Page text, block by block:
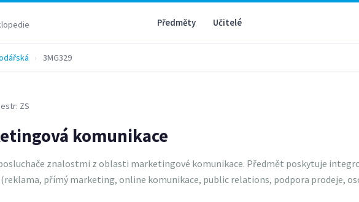
Předměty Učitelé
› 3MG329
ZS
komunikace
znalostmi z oblasti marketingové komunikace. Předmět poskytuje
přímý marketing, online komunikace, public relations, podpora prodeje,